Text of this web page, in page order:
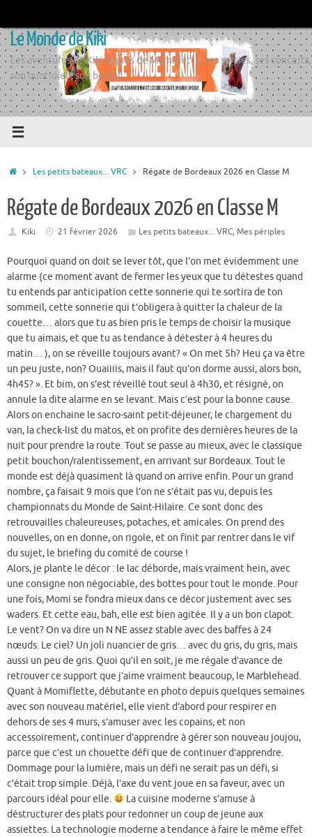
contenu
Le Monde de Kiki
Les aventures de Kiki auprès de Momiflette, ses sorties, ses concerts,
son quotidien, son boulot
AccueilLes petits bateaux... VRC Régate de Bordeaux 2026 en Classe M
Régate de Bordeaux 2026 en Classe M
Kiki 21 février 2026 Les petits bateaux... VRC, Mes périples
Pourquoi quand on doit se lever tôt, que l’on met évidemment une
alarme (ce moment avant de fermer les yeux que tu détestes quand
tu entends par anticipation cette sonnerie qui te sortira de ton
sommeil, cette sonnerie qui t’obligera à quitter la chaleur de la
couette… alors que tu as bien pris le temps de choisir la musique
que tu aimais, et que tu as tendance à détester à 4 heures du
matin… ), on se réveille toujours avant? « On met 5h? Heu ça va être
un peu juste, non? Ouaiiiis, mais il faut qu’on dorme aussi, alors bon,
4h45? ». Et bim, on s’est réveillé tout seul à 4h30, et résigné, on
annule la dite alarme en se levant. Mais c’est pour la bonne cause.
Alors on enchaine le sacro-saint petit-déjeuner, le chargement du
van, la check-list du matos, et on profite des dernières heures de la
nuit pour prendre la route. Tout se passe au mieux, avec le classique
petit bouchon/ralentissement, en arrivant sur Bordeaux. Tout le
monde est déjà quasiment là quand on arrive enfin. Pour un grand
nombre, ça faisait 9 mois que l’on ne s’était pas vu, depuis les
championnats du Monde de Saint-Hilaire. Ce sont donc des
retrouvailles chaleureuses, potaches, et amicales. On prend des
nouvelles, on en donne, on rigole, et on finit par rentrer dans le vif
du sujet, le briefing du comité de course !
Alors, je plante le décor : le lac déborde, mais vraiment hein, avec
une consigne non négociable, des bottes pour tout le monde. Pour
une fois, Momi se fondra mieux dans ce décor justement avec ses
waders. Et cette eau, bah, elle est bien agitée. Il y a un bon clapot.
Le vent? On va dire un N NE assez stable avec des baffes à 24
nœuds. Le ciel? Un joli nuancier de gris… avec du gris, du gris, mais
aussi un peu de gris. Quoi qu’il en soit, je me régale d’avance de
retrouver ce support que j’aime vraiment beaucoup, le Marblehead.
Quant à Momiflette, débutante en photo depuis quelques semaines
avec son nouveau matériel, elle vient d’abord pour respirer en
dehors de ses 4 murs, s’amuser avec les copains, et non
accessoirement, continuer d’apprendre à gérer son nouveau joujou,
parce que c’est un chouette défi que de continuer d’apprendre.
Dommage pour la lumière, mais un défi ne serait pas un défi, si
c’était trop simple. Déjà, l’axe du vent joue en sa faveur, avec un
parcours idéal pour elle.
La cuisine moderne s’amuse à
déstructurer des plats pour redonner un coup de jeune aux
assiettes. La technologie moderne a tendance à faire le même effet